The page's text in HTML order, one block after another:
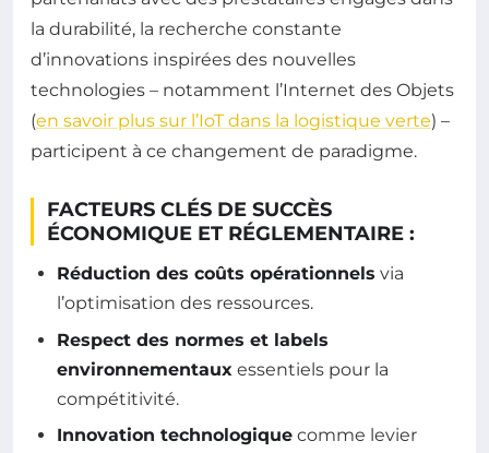
la durabilité, la recherche constante
d’innovations inspirées des nouvelles
technologies – notamment l’Internet des Objets
(en savoir plus sur l’IoT dans la logistique verte) –
participent à ce changement de paradigme.
FACTEURS CLÉS DE SUCCÈS
ÉCONOMIQUE ET RÉGLEMENTAIRE :
Réduction des coûts opérationnels via
l’optimisation des ressources.
Respect des normes et labels
environnementaux essentiels pour la
compétitivité.
Innovation technologique comme levier